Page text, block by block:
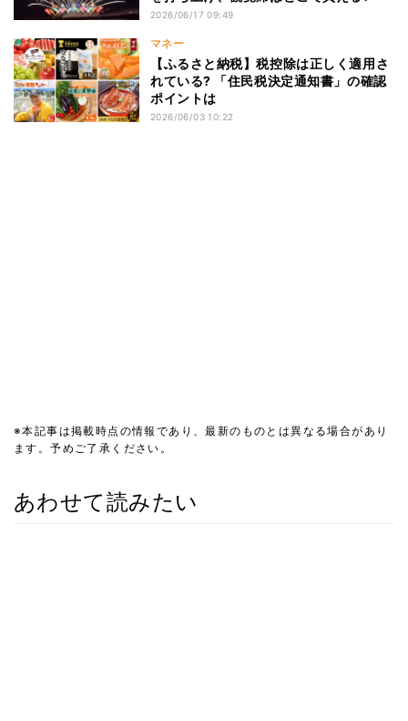
2026/06/17 09:49
マネー
【ふるさと納税】税控除は正しく適用さ
れている? 「住民税決定通知書」の確認
ポイントは
2026/06/03 10:22
※本記事は掲載時点の情報であり、最新のものとは異なる場合があり
ます。予めご了承ください。
あわせて読みたい